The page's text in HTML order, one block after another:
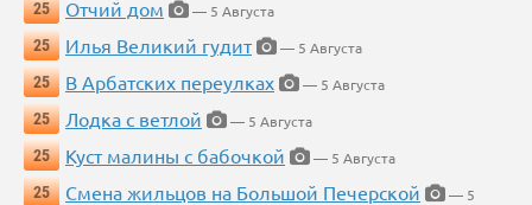
25
Отчий дом
— 5 Августа
25
Илья Великий гудит
— 5 Августа
25
В Арбатских переулках
— 5 Августа
25
Лодка с ветлой
— 5 Августа
25
Куст малины с бабочкой
— 5 Августа
25
Смена жильцов на Большой Печерской
— 5